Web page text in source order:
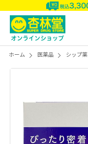
ホーム 医薬品 シップ薬